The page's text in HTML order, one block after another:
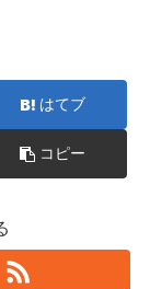
はてブ
コピー